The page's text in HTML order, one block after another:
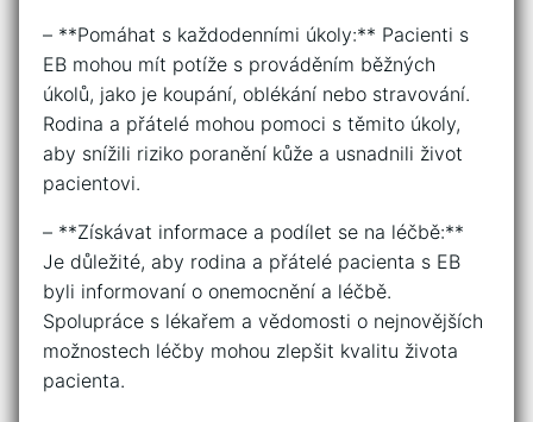
– ‌**Pomáhat ⁣s každodenními úkoly:**‍ Pacienti s
EB ⁢mohou mít potíže​ s prováděním běžných⁤
úkolů, jako ⁢je ​koupání, oblékání⁢ nebo stravování.
Rodina a přátelé ⁣mohou pomoci ​s‌ těmito úkoly,
aby snížili‌ riziko poranění kůže a usnadnili ⁣život​
pacientovi.
– **Získávat informace a​ podílet se ⁣na‍ léčbě:**
Je důležité, aby rodina a ⁤přátelé pacienta ⁢s EB⁢
byli⁤ informovaní o⁤ onemocnění a léčbě.
Spolupráce s lékařem a vědomosti ‌o⁢ nejnovějších
možnostech léčby ‍mohou zlepšit kvalitu života‍
pacienta.